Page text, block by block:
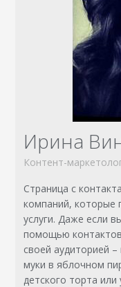
Ирина
Контент-
Страница с
компаний, которые
услуги. Даже если
помощью
своей аудиторией
муки в яблочном
детского торта